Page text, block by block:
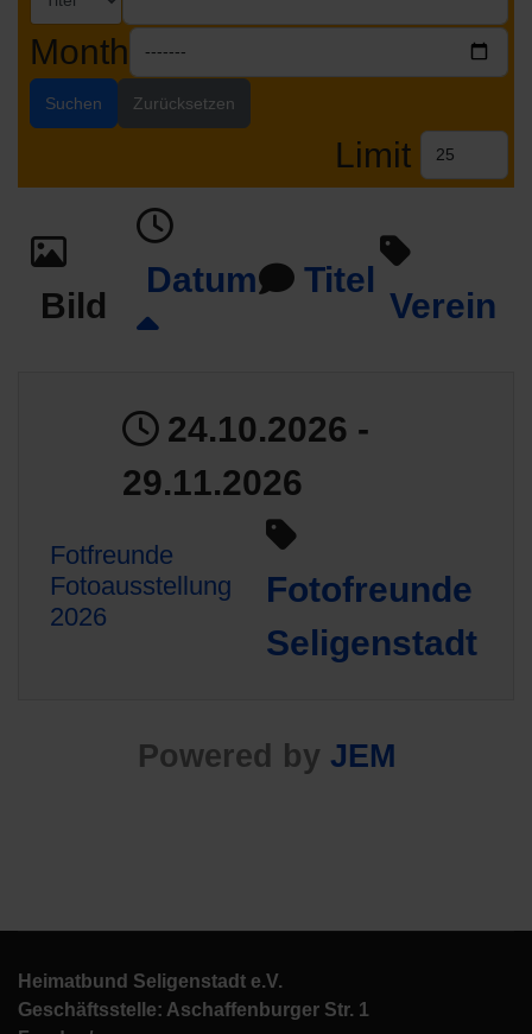
Month
Suchen Zurücksetzen
Limit
Bild
Datum Titel
Verein
24.10.2026 -
29.11.2026
Fotfreunde
Fotoausstellung
2026
Fotofreunde
Seligenstadt
Powered by JEM
Heimatbund Seligenstadt e.V.
Geschäftsstelle: Aschaffenburger Str. 1